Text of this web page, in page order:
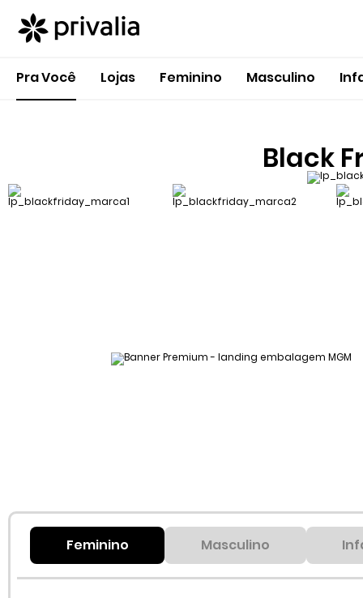
Pra Você Lojas Feminino Masculino
Black
Feminino Masculino